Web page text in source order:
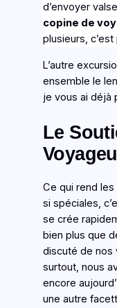
d’envoyer
copine de
plusieurs,
L’autre
ensemble le
je vous ai déjà
Le
Ce qui rend les
si spéciales,
se crée
bien plus que
discuté de nos
surtout, nous
encore
une autre